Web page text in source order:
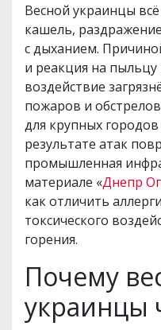
Весной украинцы
кашель,
с дыханием.
и реакция на пыльцу
воздействие
пожаров и
для крупных
результате атак
промышленная
материале «Днепр
как отличить
токсического
горения.
Почему
украинцы